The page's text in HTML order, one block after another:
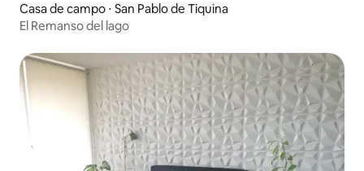
Casa de campo ⋅ San Pablo de Tiquina
El Remanso del lago